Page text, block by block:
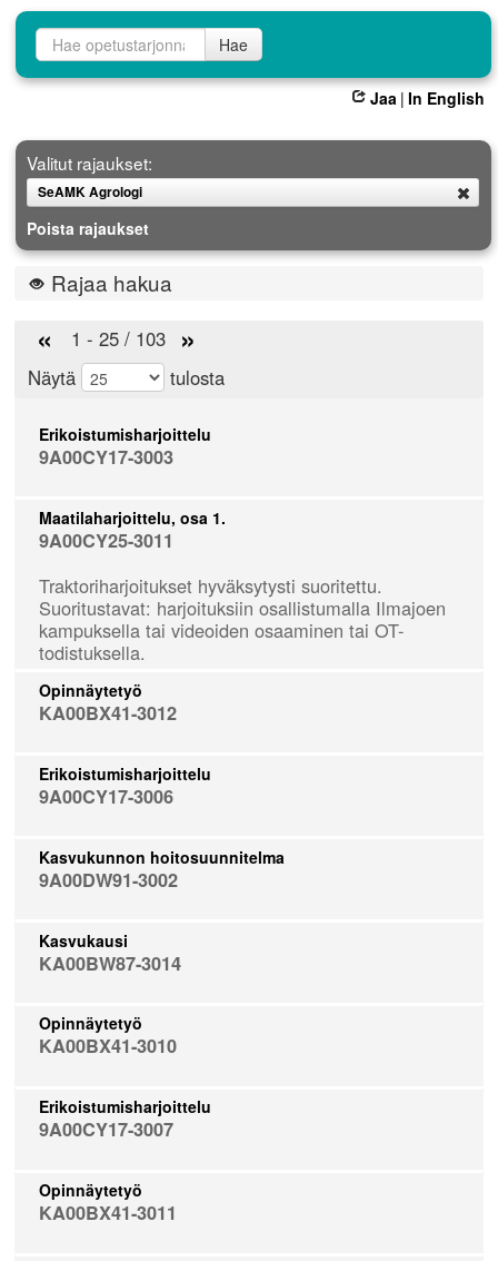
Opetustarjontahaku
Hae
Jaa | In English
Valitut rajaukset:
SeAMK Agrologi
Poista rajaukset
Rajaa hakua
« 1 - 25 / 103 »
Näytä tulosta
Erikoistumisharjoittelu
9A00CY17-3003
Maatilaharjoittelu, osa 1.
9A00CY25-3011
Traktoriharjoitukset hyväksytysti suoritettu.
Suoritustavat: harjoituksiin osallistumalla Ilmajoen
kampuksella tai videoiden osaaminen tai OT-
todistuksella.
Opinnäytetyö
KA00BX41-3012
Erikoistumisharjoittelu
9A00CY17-3006
Kasvukunnon hoitosuunnitelma
9A00DW91-3002
Kasvukausi
KA00BW87-3014
Opinnäytetyö
KA00BX41-3010
Erikoistumisharjoittelu
9A00CY17-3007
Opinnäytetyö
KA00BX41-3011